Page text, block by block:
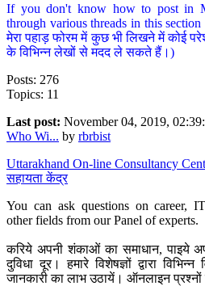
If you don't know how to post in
through various threads in this
मेरा पहाड़ फोरम में कुछ भी लिखने में कोई
के विभिन्न लेखों से मदद ले सकते हैं।)
Posts: 276
Topics: 11
Last post: November 04, 2019,
Who Wi... by rbrbist
Uttarakhand On-line Consultancy
सहायता केंद्र
You can ask questions on career,
other fields from our Panel of experts.
करिये अपनी शंकाओं का समाधान, पाइये
दुविधा दूर। हमारे विशेषज्ञों द्वारा
जानकारी का लाभ उठायें। ऑनलाइन